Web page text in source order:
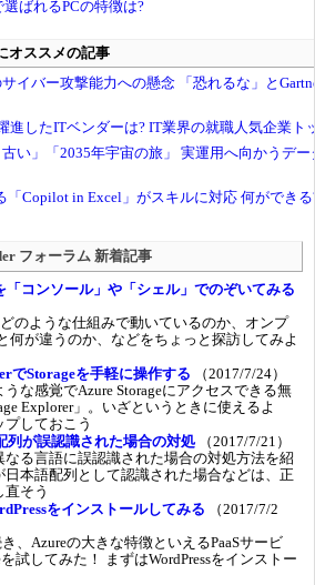
フォーラム 新着記事
「コンソール」や「シェル」でのぞいてみる
のような仕組みで動いているのか、オンプ
何が違うのか、などをちょっと探訪してみよ
でStorageを手軽に操作する （2017/7/24）
な感覚でAzure Storageにアクセスできる無
Explorer」。いざというときに使えるよ
しておこう
列が誤認識された場合の対処 （2017/7/21）
る言語に誤認識された場合の対処方法を紹
本語配列として認識された場合などは、正
直そう
をインストールしてみる （2017/7/2
、Azureの大きな特徴といえるPaaSサービ
試してみた！ まずはWordPressをインストー